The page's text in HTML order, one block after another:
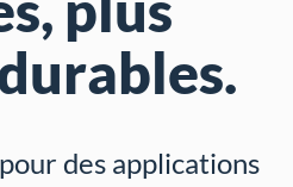
des applications